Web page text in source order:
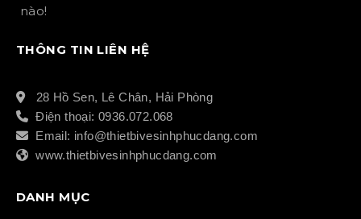
nào!
THÔNG TIN LIÊN HỆ
28 Hồ Sen, Lê Chân, Hải Phòng
Điện thoại: 0936.072.068
Email: info@thietbivesinhphucdang.com
www.thietbivesinhphucdang.com
DANH MỤC